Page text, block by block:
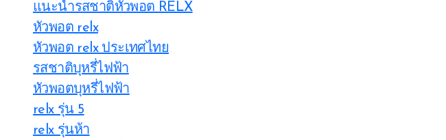
แนะนำรสชาติหัวพอต RELX
หัวพอต relx
หัวพอต relx ประเทศไทย
รสชาติบุหรี่ไฟฟ้า
หัวพอตบุหรี่ไฟฟ้า
relx รุ่น 5
relx รุ่นห้า